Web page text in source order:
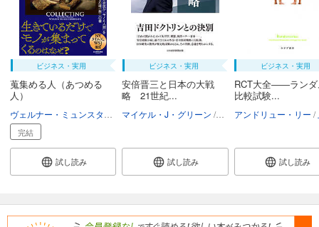
ビジネス・実用
蒐集める人（あつめる
人）
上原裕美子 大光明宜孝 沼恵子
完結
試し読み
ビジネス・実用
安倍晋三と日本の大戦
略 21世紀...
マイケル・J・グリーン 上原裕美子
試し読み
ビジネス・実用
RCT大全――ランダ
比較試験...
アンドリュー・リー
試し読み